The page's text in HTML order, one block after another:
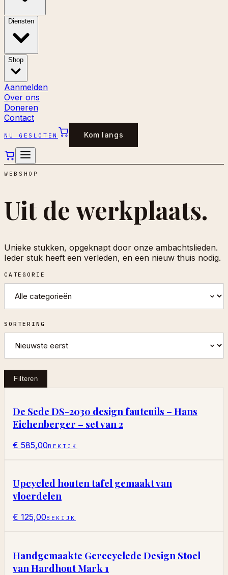
Diensten
Shop
Aanmelden
Over ons
Doneren
Contact
NU GESLOTEN Kom langs
WEBSHOP
Uit de werkplaats.
Unieke stukken, opgeknapt door onze ambachtslieden.
Ieder stuk heeft een verleden, en een nieuw thuis nodig.
CATEGORIE
SORTERING
Filteren
De Sede DS-2030 design fauteuils – Hans
Eichenberger – set van 2
€ 585,00BEKIJK
Upcycled houten tafel gemaakt van
vloerdelen
€ 125,00BEKIJK
Handgemaakte Gerecyclede Design Stoel
van Hardhout Mark 1